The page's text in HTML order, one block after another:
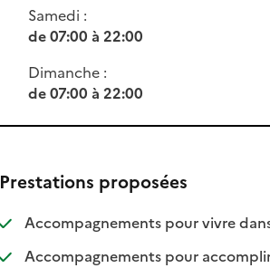
Samedi :
de 07:00 à 22:00
Dimanche :
de 07:00 à 22:00
Prestations proposées
Accompagnements pour vivre
Accompagnements pour